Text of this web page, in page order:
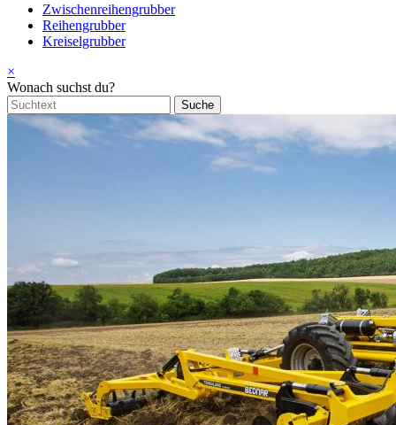
Zwischenreihengrubber
Reihengrubber
Kreiselgrubber
×
Wonach suchst du?